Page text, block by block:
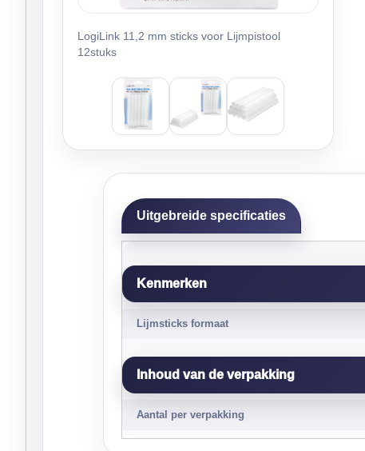
LogiLink 11,2 mm sticks voor Lijmpistool
12stuks
Uitgebreide specificaties
Kenmerken
Lijmsticks formaat
Inhoud van de verpakking
Aantal per verpakking